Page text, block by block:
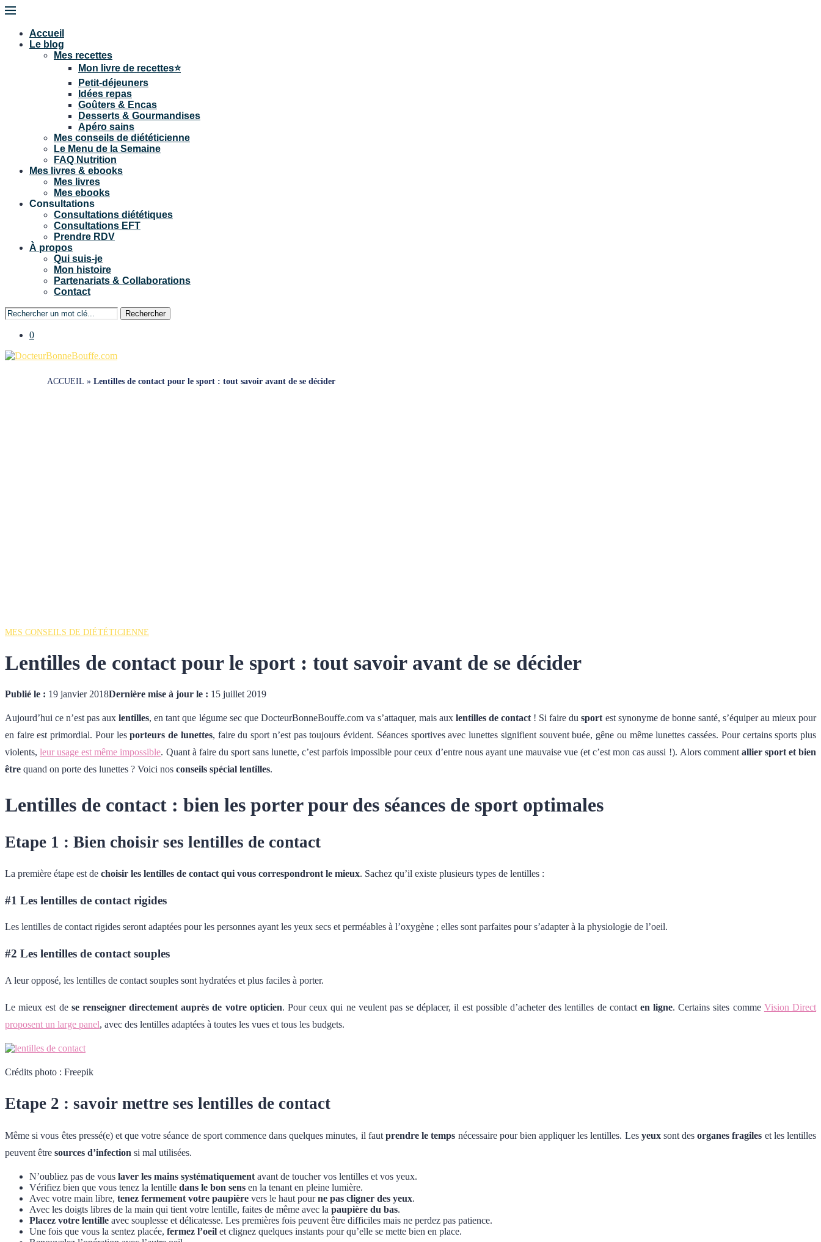
Accueil
Le blog
Mes recettes
Mon livre de recettes⭐
Petit-déjeuners
Idées repas
Goûters & Encas
Desserts & Gourmandises
Apéro sains
Mes conseils de diététicienne
Le Menu de la Semaine
FAQ Nutrition
Mes livres & ebooks
Mes livres
Mes ebooks
Consultations
Consultations diététiques
Consultations EFT
Prendre RDV
À propos
Qui suis-je
Mon histoire
Partenariats & Collaborations
Contact
Rechercher
0
ACCUEIL » Lentilles de contact pour le sport : tout savoir avant de se décider
MES CONSEILS DE DIÉTÉTICIENNE
Lentilles de contact pour le sport : tout savoir avant de se décider
Publié le : 19 janvier 2018Dernière mise à jour le : 15 juillet 2019
Aujourd’hui ce n’est pas auxlentilles, en tant que légume sec que DocteurBonneBouffe.com va s’attaquer, mais auxlentilles de contact ! Si faire dusport est synonyme de bonne santé, s’équiper au mieux pour
en faire est primordial. Pour lesporteurs de lunettes, faire du sport n’est pas toujours évident. Séances sportives avec lunettes signifient souvent buée, gêne ou même lunettes cassées. Pour certains sports plus
violents,leur usage est même impossible. Quant à faire du sport sans lunette, c’est parfois impossible pour ceux d’entre nous ayant une mauvaise vue (et c’est mon cas aussi !). Alors comment allier sport et bien
être quand on porte des lunettes ? Voici nos conseils spécial lentilles.
Lentilles de contact : bien les porter pour des séances de sport optimales
Etape 1 : Bien choisir ses lentilles de contact
La première étape est de choisir les lentilles de contact qui vous correspondront le mieux. Sachez qu’il existe plusieurs types de lentilles :
#1 Les lentilles de contact rigides
Les lentilles de contact rigides seront adaptées pour les personnes ayant les yeux secs et perméables à l’oxygène ; elles sont parfaites pour s’adapter à la physiologie de l’oeil.
#2 Les lentilles de contact souples
A leur opposé, les lentilles de contact souples sont hydratées et plus faciles à porter.
Le mieux est de se renseigner directement auprès de votre opticien. Pour ceux qui ne veulent pas se déplacer, il est possible d’acheter des lentilles de contact en ligne. Certains sites comme Vision Direct
proposent un large panel, avec des lentilles adaptées à toutes les vues et tous les budgets.
Crédits photo : Freepik
Etape 2 : savoir mettre ses lentilles de contact
Même si vous êtes pressé(e) et que votre séance de sport commence dans quelques minutes, il faut prendre le temps nécessaire pour bien appliquer les lentilles. Les yeuxsont desorganes fragiles et les lentilles
peuvent être sources d’infection si mal utilisées.
N’oubliez pas de vous laver les mains systématiquement avant de toucher vos lentilles et vos yeux.
Vérifiez bien que vous tenez la lentille dans le bon sens en la tenant en pleine lumière.
Avec votre main libre, tenez fermement votre paupière vers le haut pourne pas cligner des yeux.
Avec les doigts libres de la main qui tient votre lentille, faites de même avec la paupière du bas.
Placez votre lentille avec souplesse et délicatesse. Les premières fois peuvent être difficiles mais ne perdez pas patience.
Une fois que vous la sentez placée, fermez l’oeil et clignez quelques instants pour qu’elle se mette bien en place.